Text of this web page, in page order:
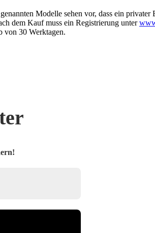
Modelle sehen vor, dass ein
dem Kauf muss ein Registrierung unter
von 30 Werktagen.